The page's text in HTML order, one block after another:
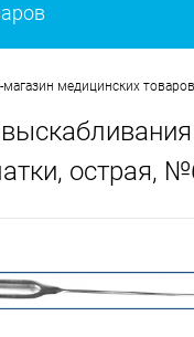
медицинских товаров
острая,